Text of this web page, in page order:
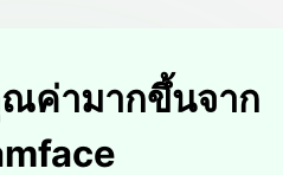
ค่ามากขึ้นจาก